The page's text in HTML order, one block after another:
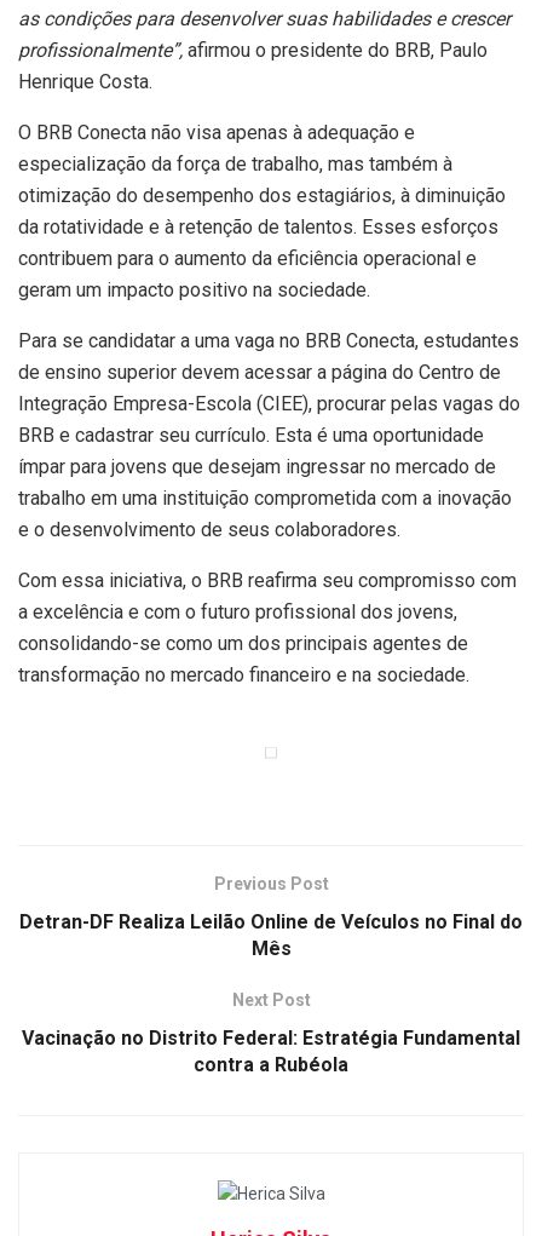
as condições para desenvolver suas habilidades e crescer
profissionalmente”, afirmou o presidente do BRB, Paulo
Henrique Costa.
O BRB Conecta não visa apenas à adequação e
especialização da força de trabalho, mas também à
otimização do desempenho dos estagiários, à diminuição
da rotatividade e à retenção de talentos. Esses esforços
contribuem para o aumento da eficiência operacional e
geram um impacto positivo na sociedade.
Para se candidatar a uma vaga no BRB Conecta, estudantes
de ensino superior devem acessar a página do Centro de
Integração Empresa-Escola (CIEE), procurar pelas vagas do
BRB e cadastrar seu currículo. Esta é uma oportunidade
ímpar para jovens que desejam ingressar no mercado de
trabalho em uma instituição comprometida com a inovação
e o desenvolvimento de seus colaboradores.
Com essa iniciativa, o BRB reafirma seu compromisso com
a excelência e com o futuro profissional dos jovens,
consolidando-se como um dos principais agentes de
transformação no mercado financeiro e na sociedade.
Previous Post
Detran-DF Realiza Leilão Online de Veículos no Final do
Mês
Next Post
Vacinação no Distrito Federal: Estratégia Fundamental
contra a Rubéola